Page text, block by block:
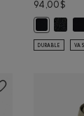
capuchon en
à capuchon en
original à
94,00$
DURABLE